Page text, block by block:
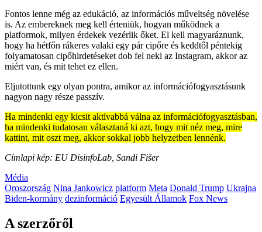
Fontos lenne még az edukáció, az információs műveltség növelése
is. Az embereknek meg kell érteniük, hogyan működnek a
platformok, milyen érdekek vezérlik őket. El kell magyaráznunk,
hogy ha hétfőn rákeres valaki egy pár cipőre és keddtől péntekig
folyamatosan cipőhirdetéseket dob fel neki az Instagram, akkor az
miért van, és mit tehet ez ellen.
Eljutottunk egy olyan pontra, amikor az információfogyasztásunk
nagyon nagy része passzív.
Ha mindenki egy kicsit aktívabbá válna az információfogyasztásban,
ha mindenki tudatosan választaná ki azt, hogy mit néz meg, mire
kattint, mit oszt meg, akkor sokkal jobb helyzetben lennénk.
Címlapi kép: EU DisinfoLab, Sandi Fišer
Média
Oroszország Nina Jankowicz platform Meta Donald Trump Ukrajna
Biden-kormány dezinformáció Egyesült Államok Fox News
A szerzőről